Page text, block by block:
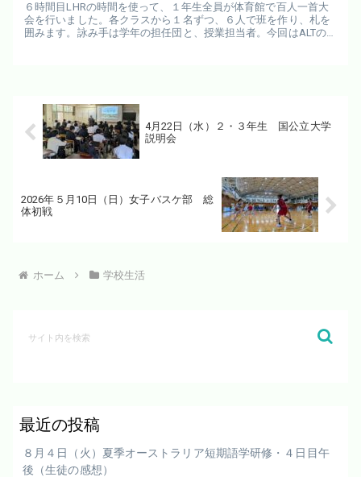
６時間目LHRの時間を使って、１年生全員が体育館で百人一首大
会を行いました。各クラスから１名ずつ、６人で班を作り、札を
囲みます。詠み手は学年の担任団と、授業担当者。今回はALTの
4月22日（水）２・３年生 国公立大学
説明会
2026年５月10日（日）女子バスケ部 総
体初戦
ホーム 学校生活
最近の投稿
８月４日（火）夏季オーストラリア短期語学研修・４日目午
後（生徒の感想）